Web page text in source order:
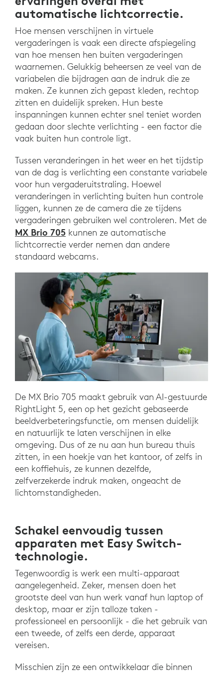
automatische lichtcorrectie.
Hoe mensen verschijnen in virtuele
vergaderingen is vaak een directe afspiegeling
van hoe mensen hen buiten vergaderingen
waarnemen. Gelukkig beheersen ze veel van de
variabelen die bijdragen aan de indruk die ze
maken. Ze kunnen zich gepast kleden, rechtop
zitten en duidelijk spreken. Hun beste
inspanningen kunnen echter snel teniet worden
gedaan door slechte verlichting - een factor die
vaak buiten hun controle ligt.
Tussen veranderingen in het weer en het tijdstip
van de dag is verlichting een constante variabele
voor hun vergaderuitstraling. Hoewel
veranderingen in verlichting buiten hun controle
liggen, kunnen ze de camera die ze tijdens
vergaderingen gebruiken wel controleren. Met de
MX Brio 705 kunnen ze automatische
lichtcorrectie verder nemen dan andere
standaard webcams.
De MX Brio 705 maakt gebruik van AI-gestuurde
RightLight 5, een op het gezicht gebaseerde
beeldverbeteringsfunctie, om mensen duidelijk
en natuurlijk te laten verschijnen in elke
omgeving. Dus of ze nu aan hun bureau thuis
zitten, in een hoekje van het kantoor, of zelfs in
een koffiehuis, ze kunnen dezelfde,
zelfverzekerde indruk maken, ongeacht de
lichtomstandigheden.
Schakel eenvoudig tussen
apparaten met Easy Switch-
technologie.
Tegenwoordig is werk een multi-apparaat
aangelegenheid. Zeker, mensen doen het
grootste deel van hun werk vanaf hun laptop of
desktop, maar er zijn talloze taken -
professioneel en persoonlijk - die het gebruik van
een tweede, of zelfs een derde, apparaat
vereisen.
Misschien zijn ze een ontwikkelaar die binnen